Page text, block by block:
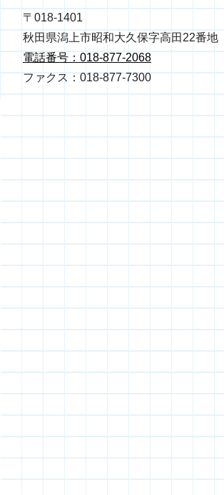
〒018-1401
秋田県潟上市昭和大久保字高田22番地
電話番号：018-877-2068
ファクス：018-877-7300